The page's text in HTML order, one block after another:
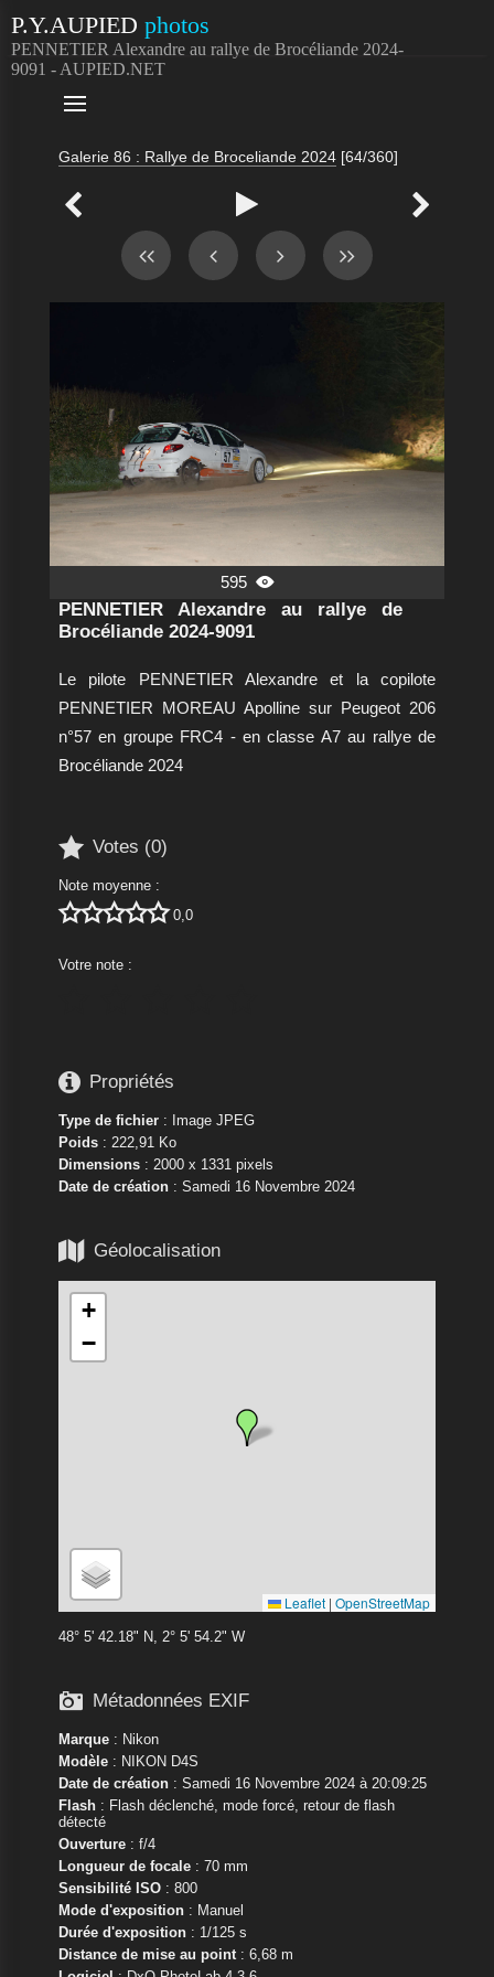
P.Y.AUPIED photos
PENNETIER Alexandre au rallye de Brocéliande 2024-
9091 - AUPIED.NET

Galerie 86 : Rallye de Broceliande 2024 [64/360]
  
595 
PENNETIER Alexandre au rallye de
Brocéliande 2024-9091
Le pilote PENNETIER Alexandre et la copilote
PENNETIER MOREAU Apolline sur Peugeot 206
n°57 en groupe FRC4 - en classe A7 au rallye de
Brocéliande 2024
 Votes (0)
Note moyenne :
 0,0
Votre note :
 Propriétés
Type de fichier: Image JPEG
Poids: 222,91 Ko
Dimensions: 2000 x 1331 pixels
Date de création: Samedi 16 Novembre 2024
 Géolocalisation
+
−
Leaflet | OpenStreetMap
48° 5' 42.18" N, 2° 5' 54.2" W
 Métadonnées EXIF
Marque: Nikon
Modèle: NIKON D4S
Date de création: Samedi 16 Novembre 2024 à 20:09:25
Flash: Flash déclenché, mode forcé, retour de flash
détecté
Ouverture: f/4
Longueur de focale: 70 mm
Sensibilité ISO: 800
Mode d'exposition: Manuel
Durée d'exposition: 1/125 s
Distance de mise au point: 6,68 m